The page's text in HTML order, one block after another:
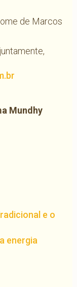
de Marcos
Mundhy
e o
energia